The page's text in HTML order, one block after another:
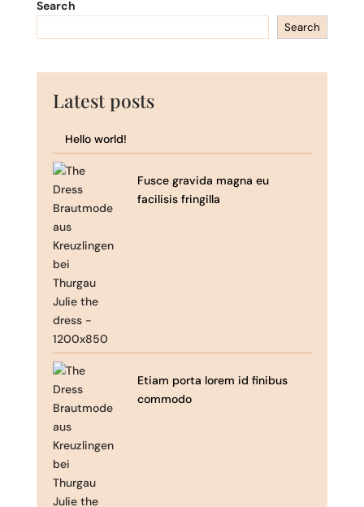
Search
Search
Latest posts
Hello world!
Fusce gravida magna eu
facilisis fringilla
Etiam porta lorem id finibus
commodo